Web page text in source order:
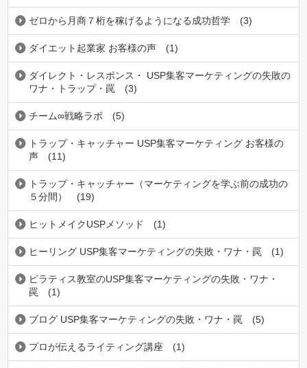
ゼロから月商７桁を稼げるようになる成功哲学 (3)
ダイエット起業家 お客様の声 (1)
ダイレクト・レスポンス・ USP集客マーケティングの失敗の
ワナ・トラップ・罠
(3)
チーム∞戦略ラボ (5)
トラップ・キャッチャー USP集客マーケティング お客様の
声
(11)
トラップ・キャッチャー（マーケティングを学ぶ前の成功の
５分間）
(19)
ヒットメイクUSPメソッド (1)
ヒーリング USP集客マーケティングの失敗・ワナ・罠 (1)
ピラティス教室のUSP集客マーケティングの失敗・ワナ・
罠
(1)
ブログ USP集客マーケティングの失敗・ワナ・罠 (5)
プロが伝えるライティング講座 (1)